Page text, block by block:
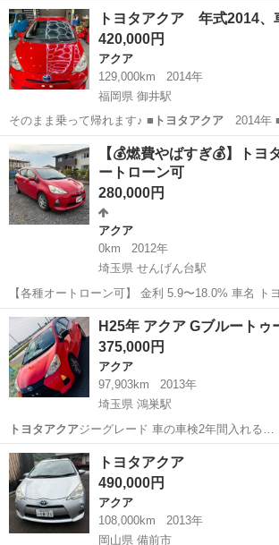
静岡 浜松市 アクア
トヨタアクア 年式2014、
420,000円
アクア
129,000km
2014年
福岡県 御井駅
そのまま乗って帰れます♪ ■ トヨタアクア2014年
福岡 久留米市 御井駅 アクア トヨタ
【💰燃費やばすぎ💰】ト
ートローン可
280,000円
アクア
0km
2012年
埼玉県 せんげん台駅
【各種オートローン可】 金利 5.9〜18.0% 車名 トヨタ アクア グレ
ード S カラー レッド 年式 平成24年5月 車検
ン有無 有り作動確認済 AT／MT AT 排気量 1500cc
埼玉 越谷市 せんげん台駅 アクア
H25年 アクア Gブルートゥ
375,000円
アクア
97,903km
2013年
埼玉県 鴻巣駅
トヨタアクアジーグレード 車の車検2年間入れる…
埼玉 鴻巣市 鴻巣駅
トヨタアクア
490,000円
アクア
108,000km
2013年
岡山県 備前市